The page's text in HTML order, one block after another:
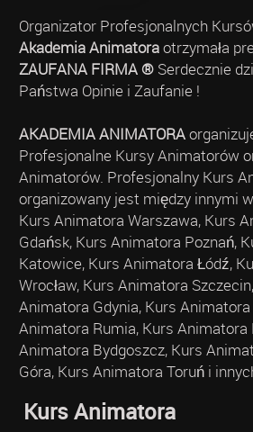
Organizator Profesjonalnych
Akademia Animatoraotrzymała
ZAUFANA FIRMA ®Serdecznie
Państwa Opinie i Zaufanie !
AKADEMIA ANIMATORA
Profesjonalne Kursy Animatorów
Animatorów. Profesjonalny Kurs
organizowany jest między innymi
Kurs Animatora Warszawa, Kurs
Gdańsk, Kurs Animatora Poznań,
Katowice, Kurs Animatora Łódź,
Wrocław, Kurs Animatora
Animatora Gdynia, Kurs
Animatora Rumia, Kurs Animatora
Animatora Bydgoszcz, Kurs
Góra, Kurs Animatora Toruń i
Kurs Animatora